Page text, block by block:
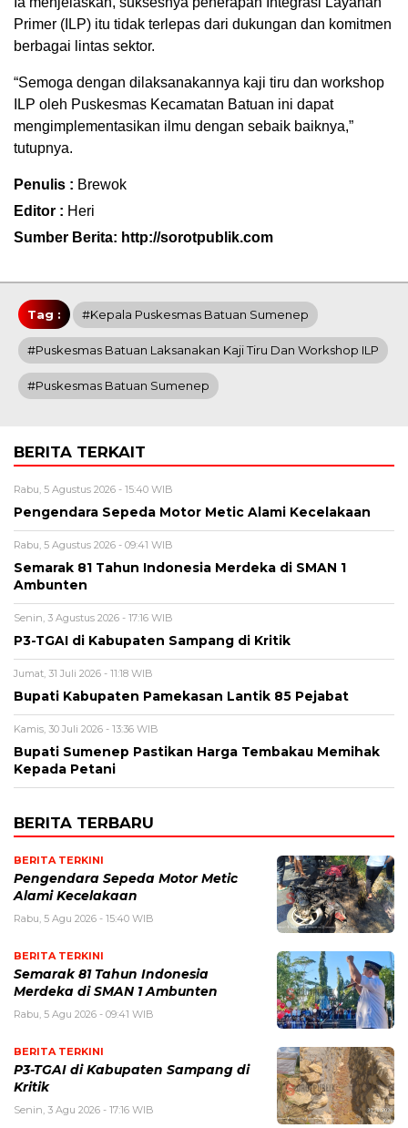
Primer (ILP) itu tidak terlepas dari dukungan dan komitmen
berbagai lintas sektor.
“Semoga dengan dilaksanakannya kaji tiru dan workshop
ILP oleh Puskesmas Kecamatan Batuan ini dapat
mengimplementasikan ilmu dengan sebaik baiknya,”
tutupnya.
Penulis : Brewok
Editor : Heri
Sumber Berita: http://sorotpublik.com
Tag : #Kepala Puskesmas Batuan Sumenep
#Puskesmas Batuan Laksanakan Kaji Tiru Dan Workshop ILP
#Puskesmas Batuan Sumenep
BERITA TERKAIT
Rabu, 5 Agustus 2026 - 15:40 WIB
Pengendara Sepeda Motor Metic Alami Kecelakaan
Rabu, 5 Agustus 2026 - 09:41 WIB
Semarak 81 Tahun Indonesia Merdeka di SMAN 1
Ambunten
Senin, 3 Agustus 2026 - 17:16 WIB
P3-TGAI di Kabupaten Sampang di Kritik
Jumat, 31 Juli 2026 - 11:18 WIB
Bupati Kabupaten Pamekasan Lantik 85 Pejabat
Kamis, 30 Juli 2026 - 13:36 WIB
Bupati Sumenep Pastikan Harga Tembakau Memihak
Kepada Petani
BERITA TERBARU
BERITA TERKINI
Pengendara Sepeda Motor Metic
Alami Kecelakaan
Rabu, 5 Agu 2026 - 15:40 WIB
BERITA TERKINI
Semarak 81 Tahun Indonesia
Merdeka di SMAN 1 Ambunten
Rabu, 5 Agu 2026 - 09:41 WIB
BERITA TERKINI
P3-TGAI di Kabupaten Sampang di
Kritik
Senin, 3 Agu 2026 - 17:16 WIB